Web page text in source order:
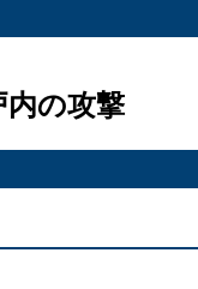
の攻撃